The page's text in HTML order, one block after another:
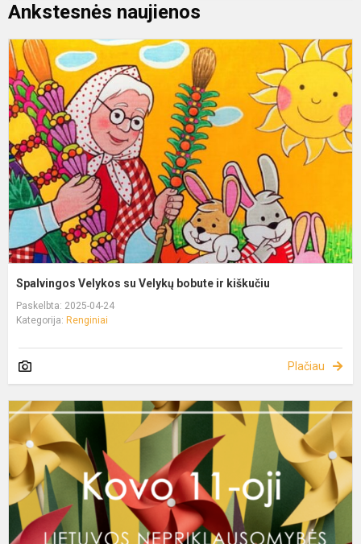
Ankstesnės naujienos
Spalvingos Velykos su Velykų bobute ir kiškučiu
Paskelbta: 2025-04-24
Kategorija: Renginiai
Plačiau